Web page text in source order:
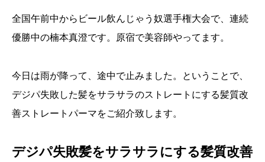
全国午前中からビール飲んじゃう奴選手権大会で、連続
優勝中の楠本真澄です。原宿で美容師やってます。
今日は雨が降って、途中で止みました。ということで、
デジパ失敗した髪をサラサラのストレートにする髪質改
善ストレートパーマをご紹介致します。
デジパ失敗髪をサラサラにする髪質改善